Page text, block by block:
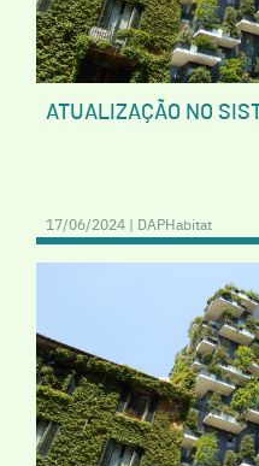
ATUALIZAÇÃO NO
17/06/2024 | DAPHabitat